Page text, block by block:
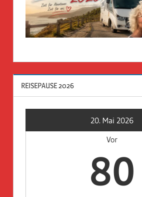
REISEPAUSE 2026
20. Mai 2026
Vor
80